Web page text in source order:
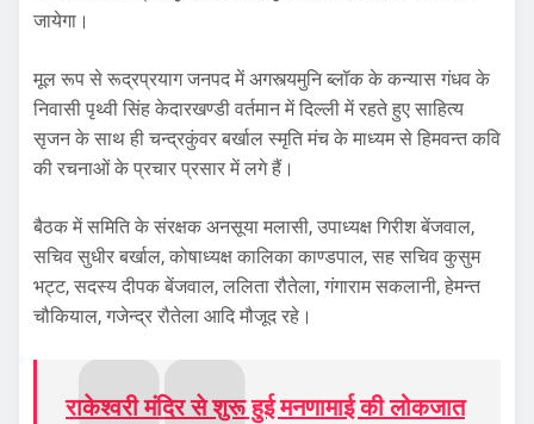
जायेगा।
मूल रूप से रूद्रप्रयाग जनपद में अगस्त्यमुनि ब्लॉक के कन्यास गंधव के
निवासी पृथ्वी सिंह केदारखण्डी वर्तमान में दिल्ली में रहते हुए साहित्य
सृजन के साथ ही चन्द्रकुंवर बर्खाल स्मृति मंच के माध्यम से हिमवन्त कवि
की रचनाओं के प्रचार प्रसार में लगे हैं।
बैठक में समिति के संरक्षक अनसूया मलासी, उपाध्यक्ष गिरीश बेंजवाल,
सचिव सुधीर बर्खाल, कोषाध्यक्ष कालिका काण्डपाल, सह सचिव कुसुम
भट्ट, सदस्य दीपक बेंजवाल, ललिता रौतेला, गंगाराम सकलानी, हेमन्त
चौकियाल, गजेन्द्र रौतेला आदि मौजूद रहे।
राकेश्वरी मंदिर से शुरू हुई मनणामाई की लोकजात